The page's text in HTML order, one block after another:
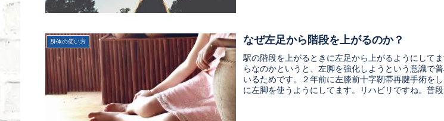
身体の使い方 なぜ左足から階段を上がるのか？
駅の階段を上がるときに左足から上がるようにして
らなのかというと、左脚を強化しようという意識で
いるためです。２年前に左膝前十字靭帯再腱手術を
に左脚を使うようにしてます。リハビリですね。普